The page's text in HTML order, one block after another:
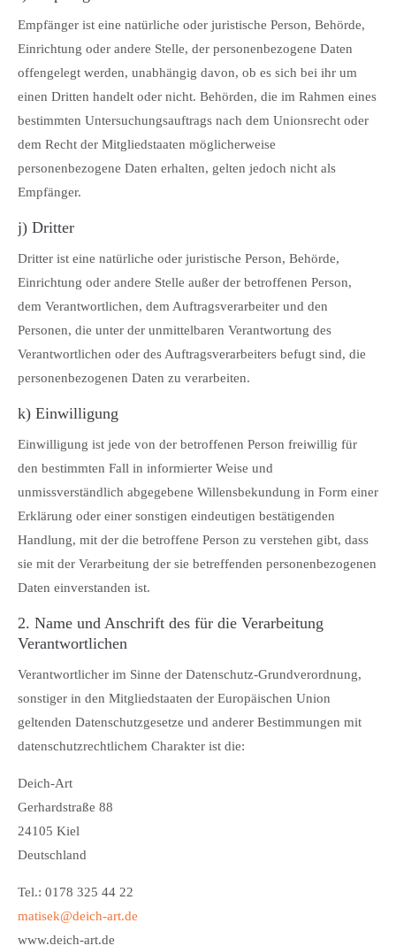
Empfänger ist eine natürliche oder juristische Person, Behörde,
Einrichtung oder andere Stelle, der personenbezogene Daten
offengelegt werden, unabhängig davon, ob es sich bei ihr um
einen Dritten handelt oder nicht. Behörden, die im Rahmen eines
bestimmten Untersuchungsauftrags nach dem Unionsrecht oder
dem Recht der Mitgliedstaaten möglicherweise
personenbezogene Daten erhalten, gelten jedoch nicht als
Empfänger.
j) Dritter
Dritter ist eine natürliche oder juristische Person, Behörde,
Einrichtung oder andere Stelle außer der betroffenen Person,
dem Verantwortlichen, dem Auftragsverarbeiter und den
Personen, die unter der unmittelbaren Verantwortung des
Verantwortlichen oder des Auftragsverarbeiters befugt sind, die
personenbezogenen Daten zu verarbeiten.
k) Einwilligung
Einwilligung ist jede von der betroffenen Person freiwillig für
den bestimmten Fall in informierter Weise und
unmissverständlich abgegebene Willensbekundung in Form einer
Erklärung oder einer sonstigen eindeutigen bestätigenden
Handlung, mit der die betroffene Person zu verstehen gibt, dass
sie mit der Verarbeitung der sie betreffenden personenbezogenen
Daten einverstanden ist.
2. Name und Anschrift des für die Verarbeitung
Verantwortlichen
Verantwortlicher im Sinne der Datenschutz-Grundverordnung,
sonstiger in den Mitgliedstaaten der Europäischen Union
geltenden Datenschutzgesetze und anderer Bestimmungen mit
datenschutzrechtlichem Charakter ist die:
Deich-Art
Gerhardstraße 88
24105 Kiel
Deutschland
Tel.: 0178 325 44 22
matisek@deich-art.de
www.deich-art.de